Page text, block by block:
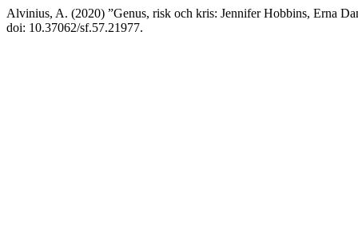
Alvinius, A. (2020) ”Genus, risk och kris: Jennifer Hobbins, Erna
doi: 10.37062/sf.57.21977.